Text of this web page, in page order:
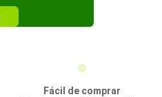
Fácil de comprar